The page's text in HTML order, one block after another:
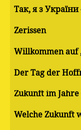
Так, я з
Zerissen
Willkommen auf
Der Tag der
Zukunft im Jahre
Welche Zukunft